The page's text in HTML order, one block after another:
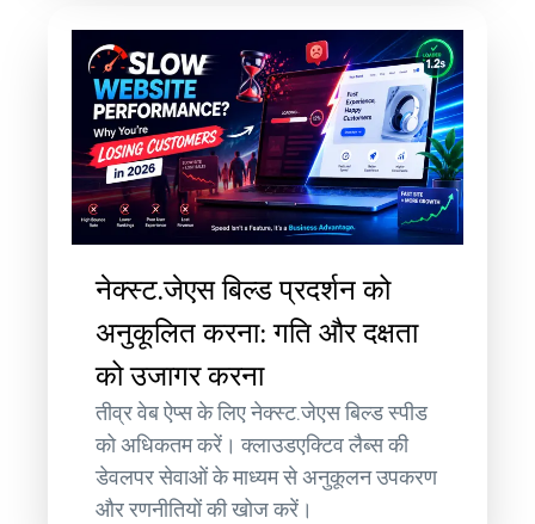
नेक्स्ट.जेएस बिल्ड प्रदर्शन को
अनुकूलित करना: गति और दक्षता
को उजागर करना
तीव्र वेब ऐप्स के लिए नेक्स्ट.जेएस बिल्ड स्पीड
को अधिकतम करें। क्लाउडएक्टिव लैब्स की
डेवलपर सेवाओं के माध्यम से अनुकूलन उपकरण
और रणनीतियों की खोज करें।